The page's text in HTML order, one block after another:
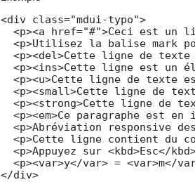
<div class="mdui-typo">
<p><a href="#">Ceci est un
<p>Utilisez la balise mark
<p><del>Cette ligne de
<p><ins>Cette ligne est un
<p><u>Cette ligne de texte
<p><small>Cette ligne de
<p><strong>Cette ligne de
<p><em>Ce paragraphe est en
<p>Abréviation responsive
<p>Cette ligne contient du
<p>Appuyez sur <kbd>Esc</
<p><var>y</var> = <var>m</
</div>